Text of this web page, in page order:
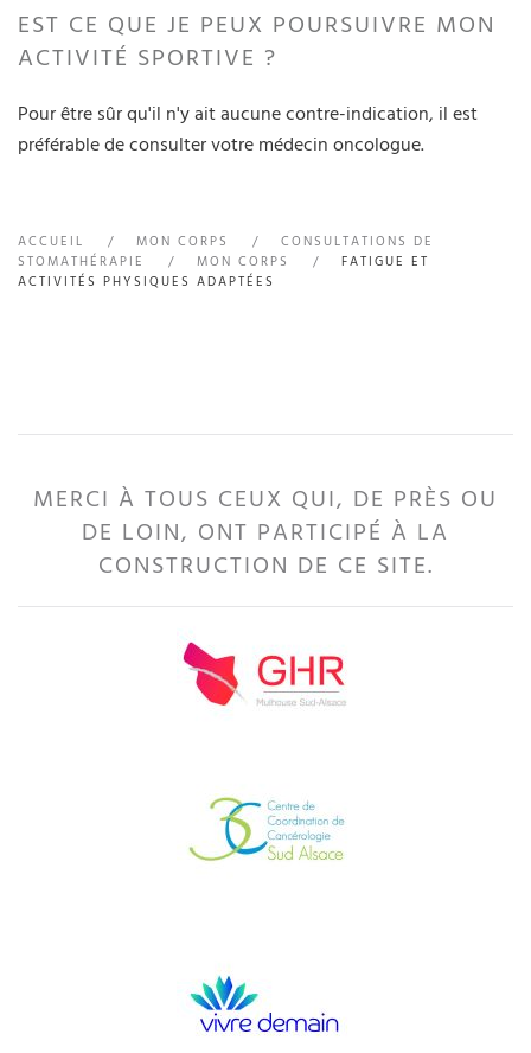
EST CE QUE JE PEUX POURSUIVRE MON
ACTIVITÉ SPORTIVE ?
Pour être sûr qu'il n'y ait aucune contre-indication, il est
préférable de consulter votre médecin oncologue.
ACCUEIL MON CORPS
CONSULTATIONS DE
STOMATHÉRAPIE
MON CORPS
FATIGUE ET
ACTIVITÉS PHYSIQUES ADAPTÉES
MERCI À TOUS CEUX QUI, DE PRÈS OU
DE LOIN, ONT PARTICIPÉ À LA
CONSTRUCTION DE CE SITE.